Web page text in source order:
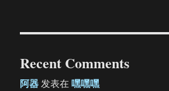
Recent Comments
阿器发表在嘿嘿嘿